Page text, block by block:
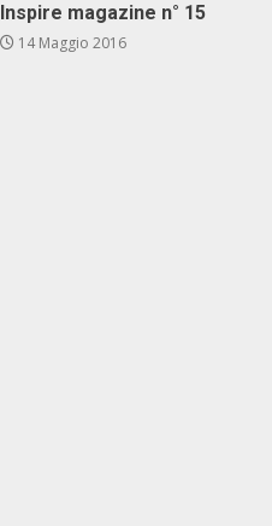
Inspire magazine n° 15
14 Maggio 2016